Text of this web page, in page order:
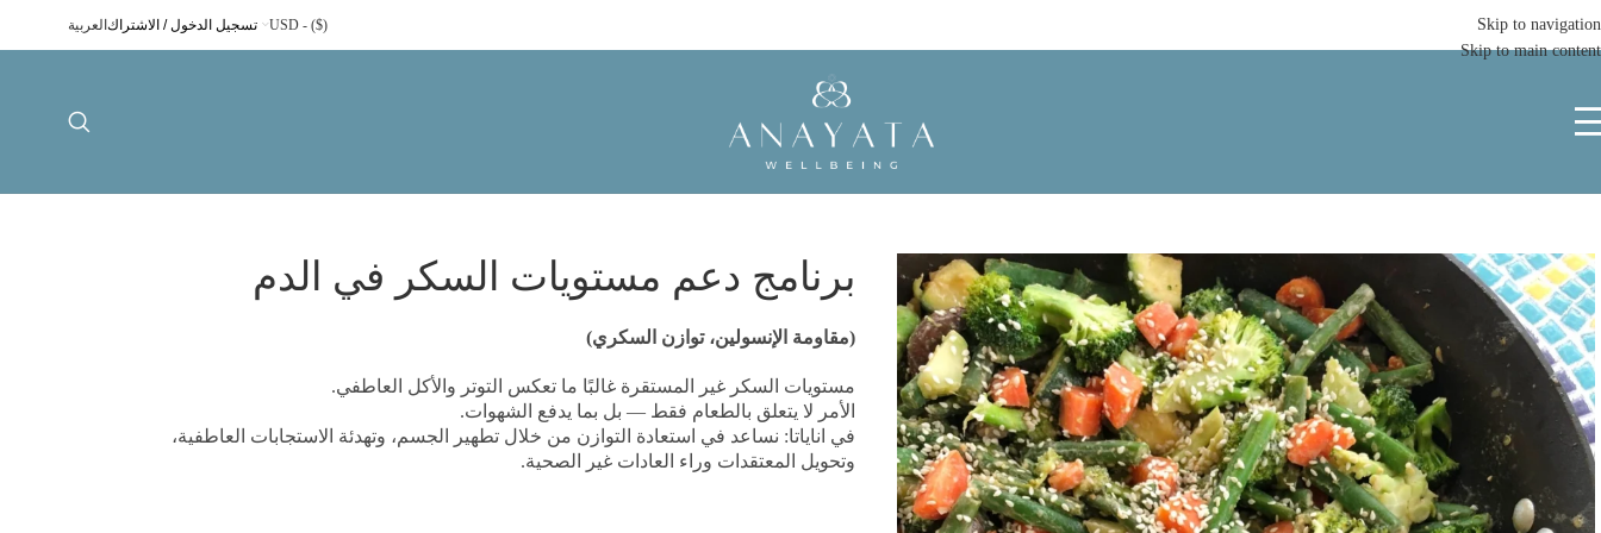
Skip to navigation
Skip to main content
($) - USD تسجيل الدخول / الاشتراكالعربية
برنامج دعم مستويات السكر في الدم
(مقاومة الإنسولين، توازن السكري)
مستويات السكر غير المستقرة غالبًا ما تعكس التوتر والأكل العاطفي.
الأمر لا يتعلق بالطعام فقط — بل بما يدفع الشهوات.
في اناياتا: نساعد في استعادة التوازن من خلال تطهير الجسم، وتهدئة الاستجابات العاطفية،
وتحويل المعتقدات وراء العادات غير الصحية.